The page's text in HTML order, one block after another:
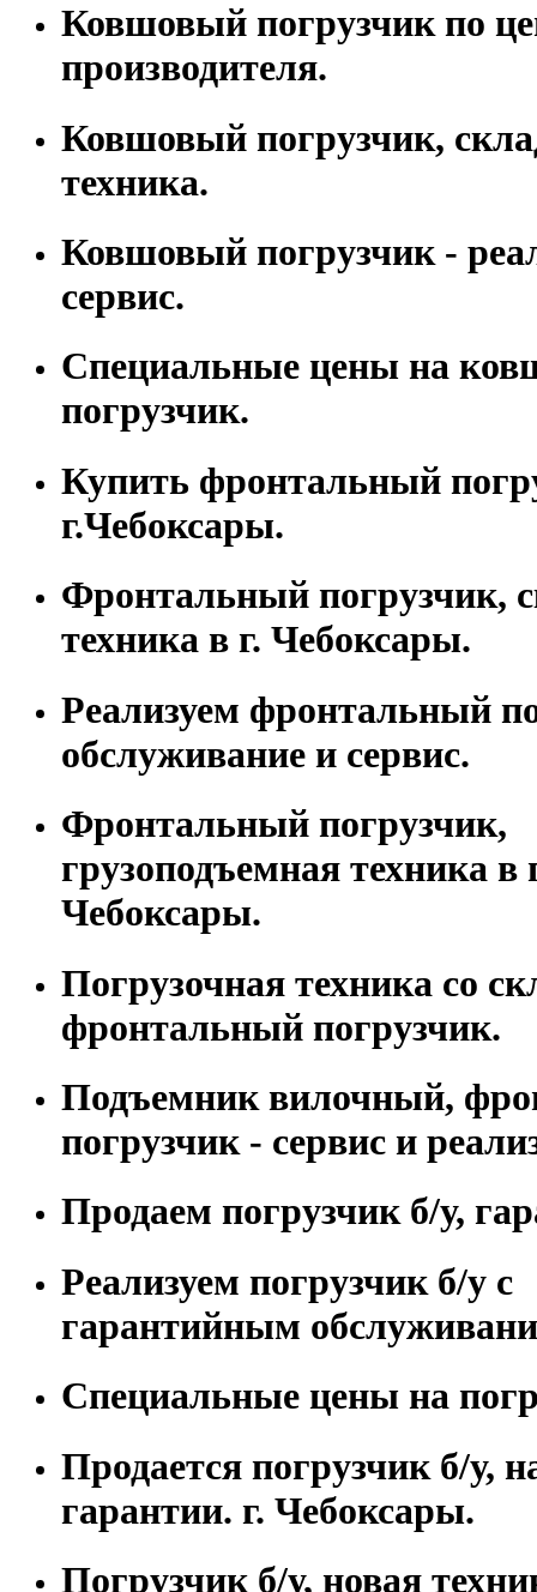
Ковшовый погрузчик по
производителя.
Ковшовый погрузчик,
техника.
Ковшовый погрузчик -
сервис.
Специальные цены на
погрузчик.
Купить фронтальный
г.Чебоксары.
Фронтальный погрузчик,
техника в г. Чебоксары.
Реализуем фронтальный
обслуживание и сервис.
Фронтальный погрузчик,
грузоподъемная техника в
Чебоксары.
Погрузочная техника со
фронтальный погрузчик.
Подъемник вилочный,
погрузчик - сервис и
Продаем погрузчик б/у,
Реализуем погрузчик б/у с
гарантийным
Специальные цены на
Продается погрузчик б/у,
гарантии. г. Чебоксары.
Погрузчик б/у, новая